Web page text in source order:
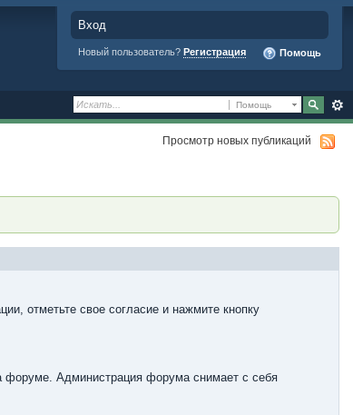
Вход
Новый пользователь? Регистрация Помощь
Помощь
Просмотр новых публикаций
отметьте свое согласие и нажмите кнопку
форуме. Администрация форума снимает с себя